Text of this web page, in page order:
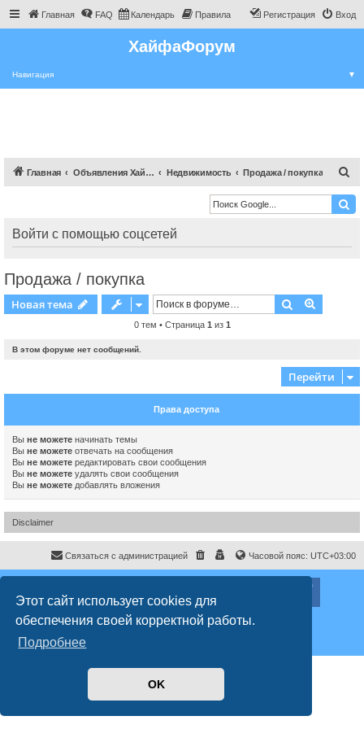
Этот сайт использует cookies для
обеспечения своей корректной работы.
Подробнее
OK
Главная FAQ Календарь Правила Вход
Регистрация
ХайфаФорум
Навигация ▼
Главная Объявления Хайфы и крайот Недвижимость Продажа / покупка
и
к
Войти с помощью соцсетей
Продажа / покупка
Новая тема Поиск
0 тем • Страница 1 из 1
В этом форуме нет сообщений.
Перейти
Права доступа
Вы не можете начинать темы
Вы не можете отвечать на сообщения
Вы не можете редактировать свои сообщения
Вы не можете удалять свои сообщения
Вы не можете добавлять вложения
Disclaimer
Часовой пояс: UTC+03:00
Связаться с администрацией
Создано на основеphpBB® Forum Software © phpBB Limited
Русская поддержка phpBB
Конфиденциальность